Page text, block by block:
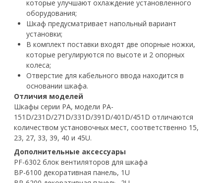
которые улучшают охлаждение установленного
оборудования;
Шкаф предусматривает напольный вариант
установки;
В комплект поставки входят две опорные ножки,
которые регулируются по высоте и 2 опорных
колеса;
Отверстие для кабельного ввода находится в
основании шкафа.
Отличия моделей
Шкафы серии PA, модели PA-
151D/231D/271D/331D/391D/401D/451D отличаются
количеством установочных мест, соответственно 15,
23, 27, 33, 39, 40 и 45U.
Дополнительные аксессуары
PF-6302 блок вентиляторов для шкафа
BP-6100 декоративная панель, 1U